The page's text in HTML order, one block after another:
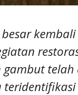
telah